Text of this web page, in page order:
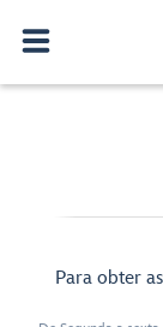
Para obter